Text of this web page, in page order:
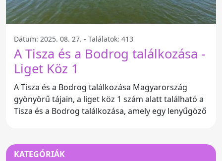
Dátum: 2025. 08. 27. - Találatok: 413
A Tisza és a Bodrog találkozása -
Liget Köz 1
A Tisza és a Bodrog találkozása Magyarország
gyönyörű tájain, a liget köz 1 szám alatt található a
Tisza és a Bodrog találkozása, amely egy lenyűgöző
KATEGÓRIÁK